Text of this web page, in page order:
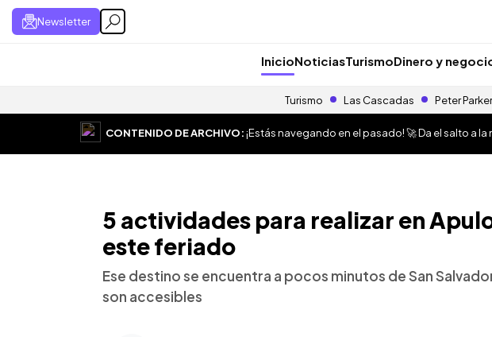
Newsletter
InicioNoticiasTurismoDinero y
Turismo Las Cascadas Peter
CONTENIDO DE ARCHIVO:¡Estás navegando en el pasado! 🚀 Da el salto a
5 actividades para realizar en
este feriado
Ese destino se encuentra a pocos minutos de San
son accesibles